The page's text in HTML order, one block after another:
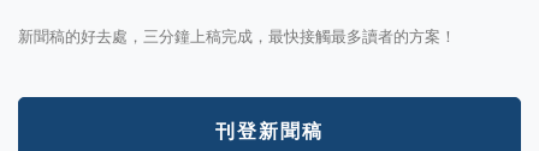
新聞稿的好去處，三分鐘上稿完成，最快接觸最多讀者的方案！
刊登新聞稿